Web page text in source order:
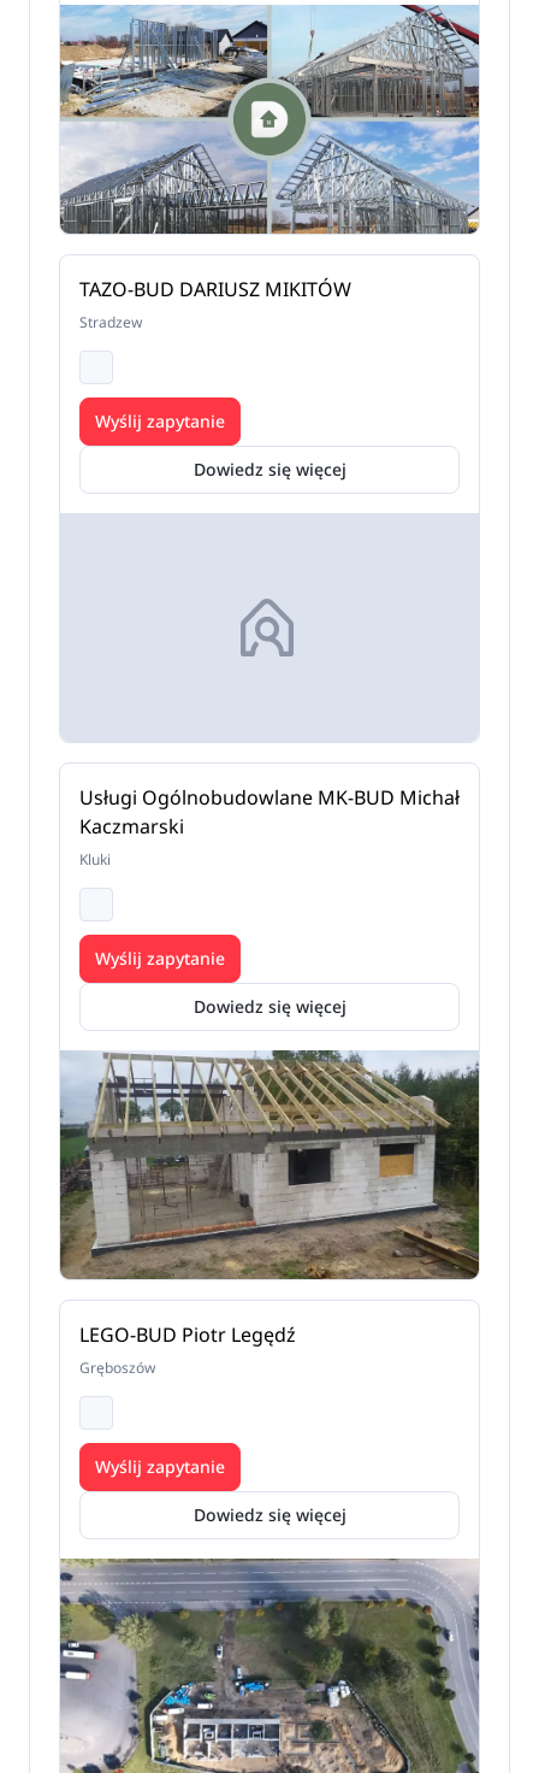
TAZO-BUD DARIUSZ MIKITÓW
Stradzew
Dowiedz się więcej
Wyślij zapytanie
Usługi Ogólnobudowlane MK-BUD Michał
Kaczmarski
Kluki
Dowiedz się więcej
Wyślij zapytanie
LEGO-BUD Piotr Legędź
Gręboszów
Dowiedz się więcej
Wyślij zapytanie